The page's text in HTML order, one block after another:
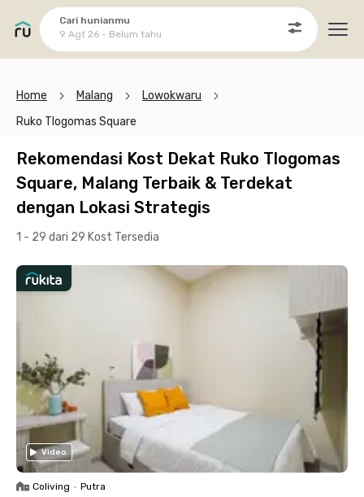
Cari hunianmu
9 Agt 26 - Belum tahu
Home Malang
Lowokwaru
Ruko Tlogomas Square
Rekomendasi Kost Dekat Ruko Tlogomas
Square, Malang Terbaik & Terdekat
dengan Lokasi Strategis
1 - 29 dari 29 Kost Tersedia
Video
Coliving • Putra